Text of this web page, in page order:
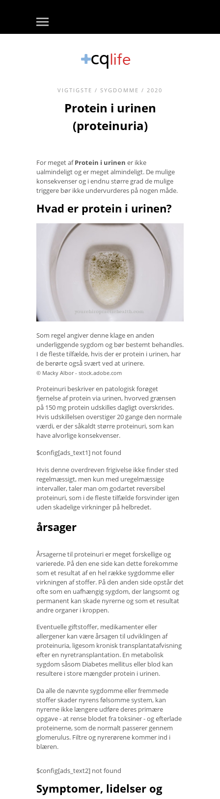
VIGTIGSTE / SYGDOMME / 2020
Protein i urinen
(proteinuria)
For meget afProtein i urinen er ikke
ualmindeligt og er meget almindeligt. De mulige
konsekvenser og i endnu større grad de mulige
triggere bør ikke undervurderes på nogen måde.
Hvad er protein i urinen?
Som regel angiver denne klage en anden
underliggende sygdom og bør bestemt behandles.
I de fleste tilfælde, hvis der er protein i urinen, har
de berørte også svært ved at urinere.
© Macky Albor - stock.adobe.com
Proteinuri beskriver en patologisk forøget
fjernelse af protein via urinen, hvorved grænsen
på 150 mg protein udskilles dagligt overskrides.
Hvis udskillelsen overstiger 20 gange den normale
værdi, er der såkaldt større proteinuri, som kan
have alvorlige konsekvenser.
$config[ads_text1] not found
Hvis denne overdreven frigivelse ikke finder sted
regelmæssigt, men kun med uregelmæssige
intervaller, taler man om godartet reversibel
proteinuri, som i de fleste tilfælde forsvinder igen
uden skadelige virkninger på helbredet.
årsager
Årsagerne til proteinuri er meget forskellige og
varierede. På den ene side kan dette forekomme
som et resultat af en hel række sygdomme eller
virkningen af ​​stoffer. På den anden side opstår det
ofte som en uafhængig sygdom, der langsomt og
permanent kan skade nyrerne og som et resultat
andre organer i kroppen.
Eventuelle giftstoffer, medikamenter eller
allergener kan være årsagen til udviklingen af ​​
proteinuria, ligesom kronisk transplantatafvisning
efter en nyretransplantation. En metabolisk
sygdom såsom Diabetes mellitus eller blod kan
resultere i store mængder protein i urinen.
Da alle de nævnte sygdomme eller fremmede
stoffer skader nyrens følsomme system, kan
nyrerne ikke længere udføre deres primære
opgave - at rense blodet fra toksiner - og efterlade
proteinerne, som de normalt passerer gennem
glomerulus. Filtre og nyrerørene kommer ind i
blæren.
$config[ads_text2] not found
Symptomer, lidelser og